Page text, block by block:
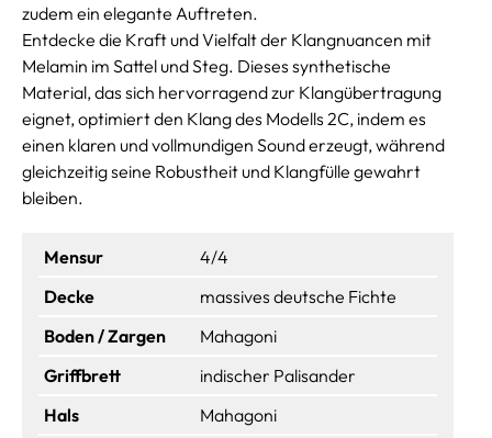
zudem ein elegante Auftreten.
Entdecke die Kraft und Vielfalt der Klangnuancen mit
Melamin im Sattel und Steg. Dieses synthetische
Material, das sich hervorragend zur Klangübertragung
eignet, optimiert den Klang des Modells 2C, indem es
einen klaren und vollmundigen Sound erzeugt, während
gleichzeitig seine Robustheit und Klangfülle gewahrt
bleiben.
Mensur
4/4
Decke
massives deutsche Fichte
Boden / Zargen
Mahagoni
Griffbrett
indischer Palisander
Hals
Mahagoni